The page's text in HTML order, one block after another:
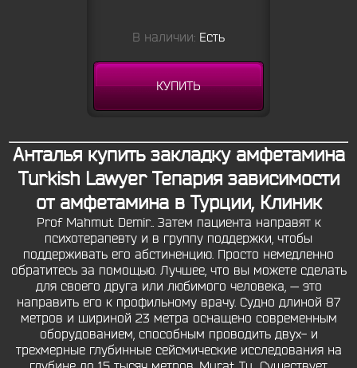
В наличии: Есть
КУПИТЬ
Анталья купить закладку амфетамина
Turkish Lawyer Тепария зависимости
от амфетамина в Турции, Клиник
Prof Mahmut Demir.. Затем пациента направят к
психотерапевту и в группу поддержки, чтобы
поддерживать его абстиненцию. Просто немедленно
обратитесь за помощью. Лучшее, что вы можете сделать
для своего друга или любимого человека, — это
направить его к профильному врачу. Судно длиной 87
метров и шириной 23 метра оснащено современным
оборудованием, способным проводить двух- и
трехмерные глубинные сейсмические исследования на